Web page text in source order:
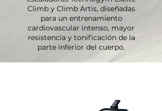
Climb y Climb Artis, diseñadas
para un entrenamiento
cardiovascular intenso, mayor
resistencia y tonificación de la
parte inferior del cuerpo.